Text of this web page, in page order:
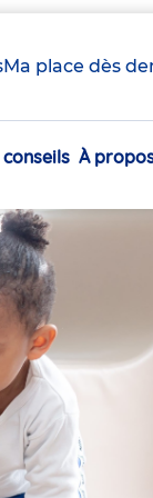
Ma place dès
À